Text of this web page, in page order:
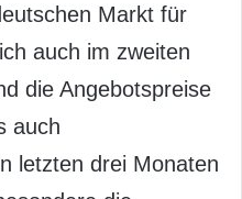
Markt für
auch im zweiten
die Angebotspreise
auch
letzten drei Monaten